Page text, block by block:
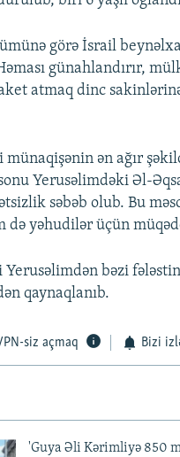
görə İsrail
günahlandırır,
atmaq dinc
ən ağır
Yerusəlimdəki Əl-
səbəb olub. Bu
də yəhudilər üçün
Yerusəlimdən bəzi
qaynaqlanıb.
siz açmaq Bizi
'Guya Əli Kərimliyə 850